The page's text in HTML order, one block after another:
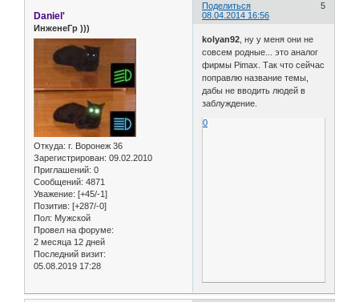
Поделиться
5
08.04.2014 16:56
Daniel'
ИнженеГр )))
Откуда: г. Воронеж 36
Зарегистрирован: 09.02.2010
Приглашений: 0
Сообщений: 4871
Уважение: [+45/-1]
Позитив: [+287/-0]
Пол: Мужской
Провел на форуме:
2 месяца 12 дней
Последний визит:
05.08.2019 17:28
kolyan92 , ну у меня они не
совсем родные... это аналог
фирмы Pimax. Так что сейчас
поправлю название темы,
дабы не вводить людей в
заблуждение.
0